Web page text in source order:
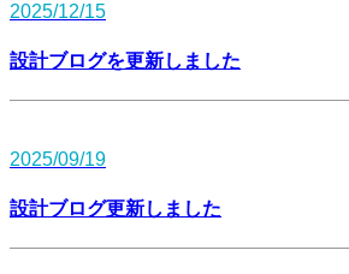
2025/12/15
設計ブログを更新しました
2025/09/19
設計ブログ更新しました